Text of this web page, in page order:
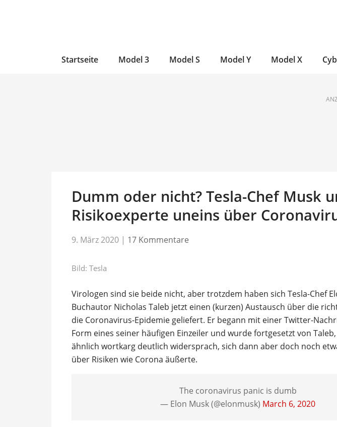
Startseite Model 3 Model S Model Y Model X
Dumm oder nicht? Tesla-Chef Musk
Risikoexperte uneins über
9. März 2020 | 17 Kommentare
Bild: Tesla
Virologen sind sie beide nicht, aber trotzdem haben sich Tesla-Chef
Buchautor Nicholas Taleb jetzt einen (kurzen) Austausch über die
die Coronavirus-Epidemie geliefert. Er begann mit einer Twitter-
Form eines seiner häufigen Einzeiler und wurde fortgesetzt von
ähnlich wortkarg deutlich widersprach, sich dann aber doch noch
über Risiken wie Corona äußerte.
The coronavirus panic is dumb
— Elon Musk (@elonmusk) March 6, 2020